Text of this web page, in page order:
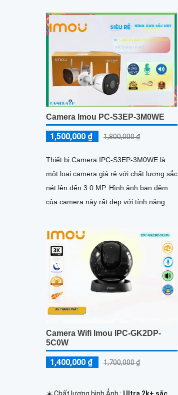
Camera Imou PC-S3EP-3M0WE
1,500,000 ₫ 1,800,000 ₫
Thiết bị Camera IPC-S3EP-3M0WE là
một loại camera giá rẻ với chất lượng sắc
nét lên đến 3.0 MP. Hình ảnh ban đêm
của camera này rất đẹp với tính năng
Camera Wifi Imou IPC-GK2DP-
5C0W
1,400,000 ₫ 1,700,000 ₫